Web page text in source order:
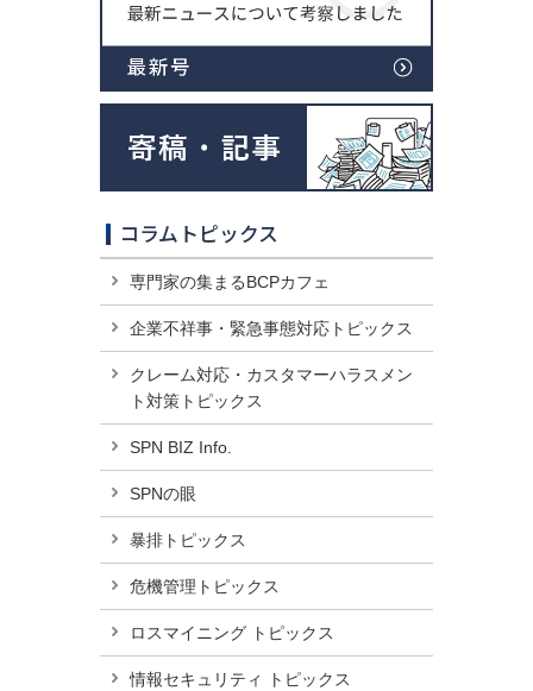
コラムトピックス
専門家の集まるBCPカフェ
企業不祥事・緊急事態対応トピックス
クレーム対応・カスタマーハラスメン
ト対策トピックス
SPN BIZ Info.
SPNの眼
暴排トピックス
危機管理トピックス
ロスマイニング トピックス
情報セキュリティ トピックス